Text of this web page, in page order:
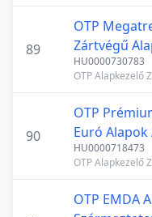
89
OTP
Zártvégű
HU0000730783
OTP Alapkezelő
90
OTP
Euró Alapok
HU0000718473
OTP Alapkezelő
OTP EMDA